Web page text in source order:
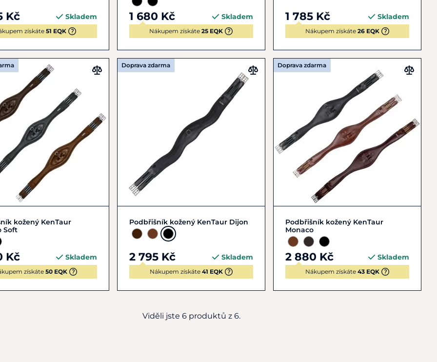
Kč Skladem
získáte51 EQK
1 680 Kč Skladem
Nákupem získáte25 EQK
1 785 Kč Skladem
Nákupem získáte 26 EQK
110 115 120
kožený KenTaur
Soft
Kč Skladem
získáte50 EQK
Doprava zdarma
120 125 130 135 + 4
Podbřišník kožený KenTaur Dijon
2 795 Kč Skladem
Nákupem získáte 41 EQK
Doprava zdarma
100 105 110 115
Podbřišník kožený KenTaur
Monaco
2 880 Kč Skladem
Nákupem získáte 43 EQK
Viděli jste 6 produktů z 6.